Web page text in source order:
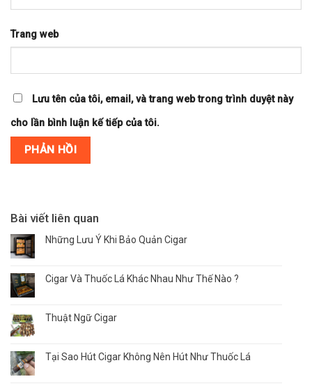
Trang web
Lưu tên của tôi, email, và trang web trong trình duyệt này
cho lần bình luận kế tiếp của tôi.
Bài viết liên quan
Những Lưu Ý Khi Bảo Quản Cigar
Cigar Và Thuốc Lá Khác Nhau Như Thế Nào ?
Thuật Ngữ Cigar
Tại Sao Hút Cigar Không Nên Hút Như Thuốc Lá